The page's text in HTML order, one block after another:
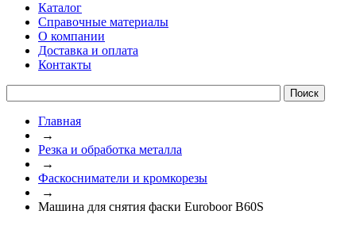
Каталог
Справочные материалы
О компании
Доставка и оплата
Контакты
Главная
→
Резка и обработка металла
→
Фаскосниматели и кромкорезы
→
Машина для снятия фаски Euroboor B60S